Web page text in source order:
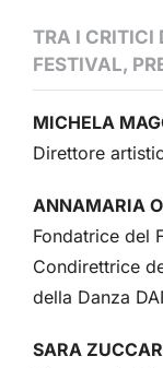
TRA I CRITICI
FESTIVAL,
MICHELA
Direttore
ANNAMARIA
Fondatrice del
Condirettrice
della Danza
SARA